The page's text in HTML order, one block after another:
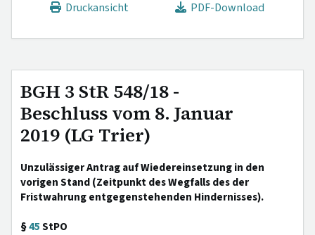
Druckansicht
PDF-Download
BGH 3 StR 548/18 -
Beschluss vom 8. Januar
2019 (LG Trier)
Unzulässiger Antrag auf Wiedereinsetzung in den
vorigen Stand (Zeitpunkt des Wegfalls des der
Fristwahrung entgegenstehenden Hindernisses).
§45StPO